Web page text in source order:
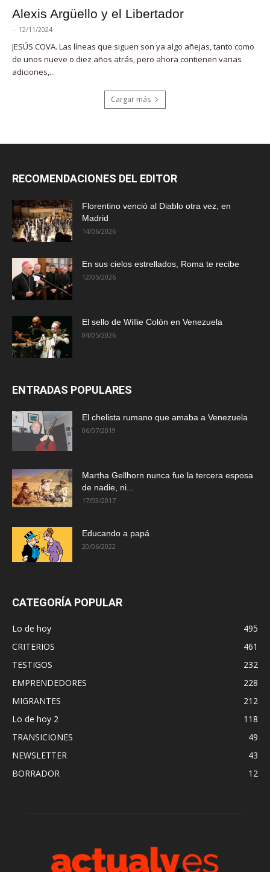
Alexis Argüello y el Libertador
- 12/11/2024
JESÚS COVA. Las líneas que siguen son ya algo añejas, tanto como
de unos nueve o diez años atrás, pero ahora contienen varias
adiciones,...
Cargar más
RECOMENDACIONES DEL EDITOR
Florentino venció al Diablo otra vez, en
Madrid
14/06/2026
En sus cielos estrellados, Roma te recibe
12/05/2026
El sello de Willie Colón en Venezuela
04/05/2026
ENTRADAS POPULARES
El chelista rumano que amaba a Venezuela
06/07/2019
Martha Gellhorn nunca fue la tercera esposa
de nadie, ni...
17/03/2017
Educando a papá
20/06/2022
CATEGORÍA POPULAR
Lo de hoy
495
CRITERIOS
461
TESTIGOS
232
EMPRENDEDORES
228
MIGRANTES
212
Lo de hoy 2
118
TRANSICIONES
49
NEWSLETTER
43
BORRADOR
12